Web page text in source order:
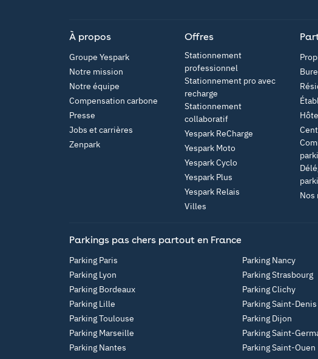
À propos
Groupe Yespark
Notre mission
Notre équipe
Compensation carbone
Presse
Jobs et carrières
Zenpark
Offres
Stationnement
professionnel
Stationnement pro avec
recharge
Stationnement
collaboratif
Yespark ReCharge
Yespark Moto
Yespark Cyclo
Yespark Plus
Yespark Relais
Villes
Nos
Parkings pas chers partout en France
Parking Paris
Parking Lyon
Parking Bordeaux
Parking Lille
Parking Toulouse
Parking Marseille
Parking Nantes
Parking Nancy
Parking Strasbourg
Parking Clichy
Parking Saint-Denis
Parking Dijon
Parking Saint-
Parking Saint-Ouen